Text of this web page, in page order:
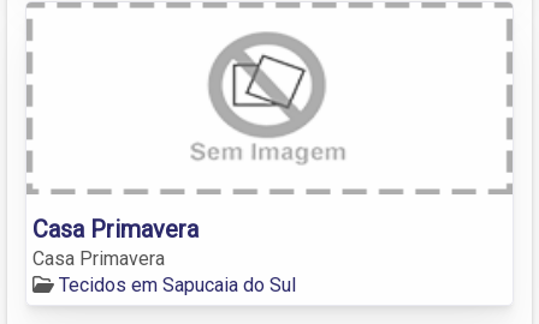
Casa Primavera
Casa Primavera
Tecidos em Sapucaia do Sul